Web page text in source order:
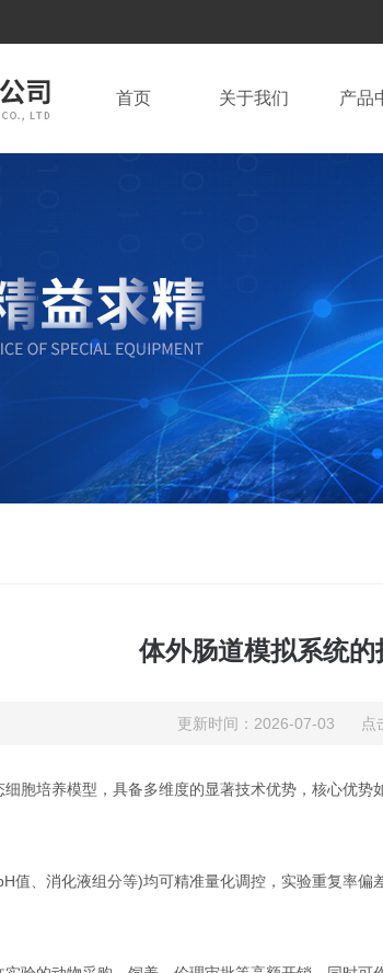
首页 关于我们 产品
体外肠道模拟系统的
更新时间：2026-07-03 点
胞培养模型，具备多维度的显著技术优势，核心优势
值、消化液组分等)均可精准量化调控，实验重复率